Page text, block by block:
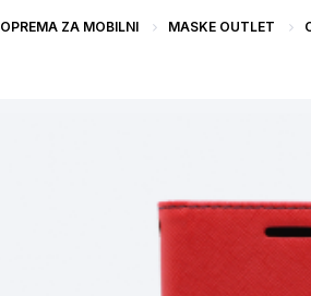
OPREMA ZA MOBILNI MASKE OUTLET